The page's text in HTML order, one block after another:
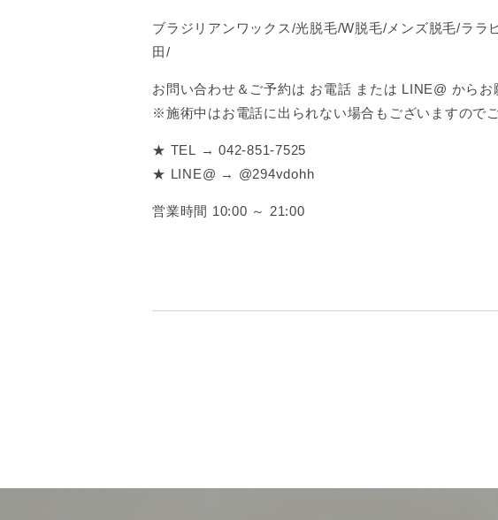
ブラジリアンワックス/光脱毛/W脱毛/メンズ脱毛/ラ
田/
お問い合わせ＆ご予約は お電話 または LINE@ からお
※施術中はお電話に出られない場合もございますのでご
★ TEL → 042-851-7525
★ LINE@ → @294vdohh
営業時間 10:00 ～ 21:00